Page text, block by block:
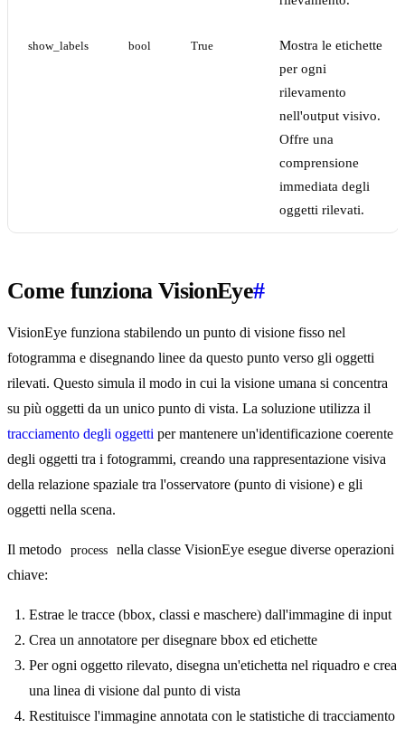
show_labels bool True
Mostra le etichette
per ogni
rilevamento
nell'output visivo.
Offre una
comprensione
immediata degli
oggetti rilevati.
Come funziona VisionEye#
VisionEye funziona stabilendo un punto di visione fisso nel
fotogramma e disegnando linee da questo punto verso gli oggetti
rilevati. Questo simula il modo in cui la visione umana si concentra
su più oggetti da un unico punto di vista. La soluzione utilizza il
tracciamento degli oggetti per mantenere un'identificazione coerente
degli oggetti tra i fotogrammi, creando una rappresentazione visiva
della relazione spaziale tra l'osservatore (punto di visione) e gli
oggetti nella scena.
Il metodo process
nella classe VisionEye esegue diverse operazioni
chiave:
Estrae le tracce (bbox, classi e maschere) dall'immagine di input
Crea un annotatore per disegnare bbox ed etichette
Per ogni oggetto rilevato, disegna un'etichetta nel riquadro e crea
una linea di visione dal punto di vista
Restituisce l'immagine annotata con le statistiche di tracciamento